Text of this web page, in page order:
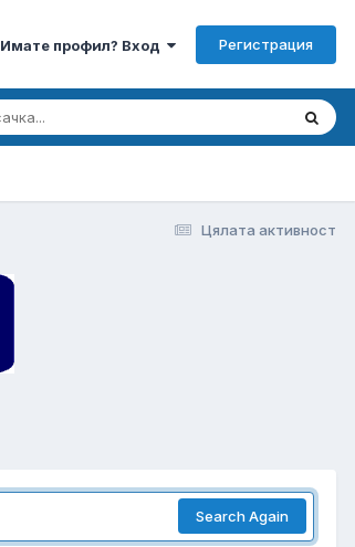
Имате профил? Вход Регистрация
Цялата активност
Search Again